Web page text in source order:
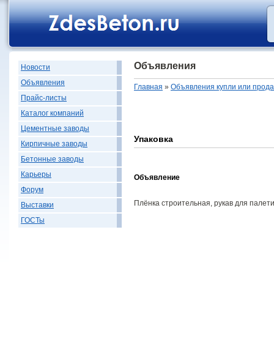
Новости
Объявления
Прайс-листы
Каталог компаний
Цементные заводы
Кирпичные заводы
Бетонные заводы
Карьеры
Форум
Выставки
ГОСТы
Объявления
Главная » Объявления купли или
Упаковка
Объявление
Плёнка строительная, рукав для